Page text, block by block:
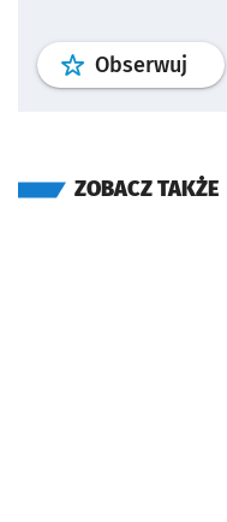
Obserwuj profil
ZOBACZ TAKŻE